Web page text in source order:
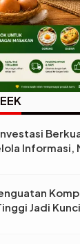
Informasi,
Sekadar
Jadi
Kerja